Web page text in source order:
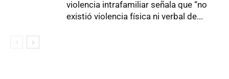
violencia intrafamiliar señala que “no
existió violencia física ni verbal de...